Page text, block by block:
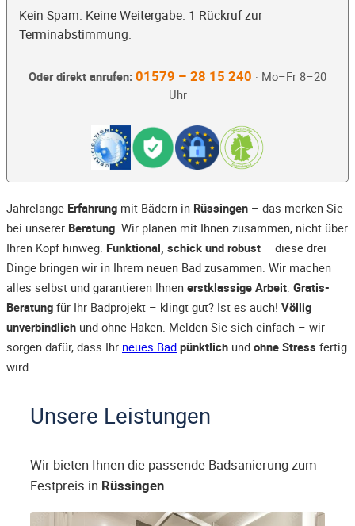
Kein Spam. Keine Weitergabe. 1 Rückruf zur
Terminabstimmung.
Oder direkt anrufen: 01579 – 28 15 240 · Mo–Fr 8–20
Uhr
Jahrelange Erfahrung mit Bädern in Rüssingen – das merken Sie
bei unserer Beratung. Wir planen mit Ihnen zusammen, nicht über
Ihren Kopf hinweg. Funktional, schick und robust – diese drei
Dinge bringen wir in Ihrem neuen Bad zusammen. Wir machen
alles selbst und garantieren Ihnen erstklassige Arbeit. Gratis-
Beratung für Ihr Badprojekt – klingt gut? Ist es auch! Völlig
unverbindlich und ohne Haken. Melden Sie sich einfach – wir
sorgen dafür, dass Ihr neues Bad pünktlich und ohne Stress fertig
wird.
Unsere Leistungen
Wir bieten Ihnen die passende Badsanierung zum
Festpreis in Rüssingen.